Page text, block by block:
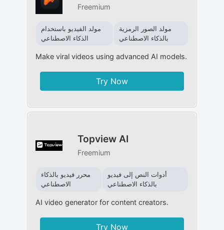
Freemium
مولد الفيديو باستخدام
الذكاء الاصطناعي
مولد الصور الرمزية
بالذكاء الاصطناعي
Make viral videos using advanced AI models.
Try Now
Topview AI
Freemium
محرر فيديو بالذكاء
الاصطناعي
أدوات النص إلى فيديو
بالذكاء الاصطناعي
AI video generator for content creators.
Try Now